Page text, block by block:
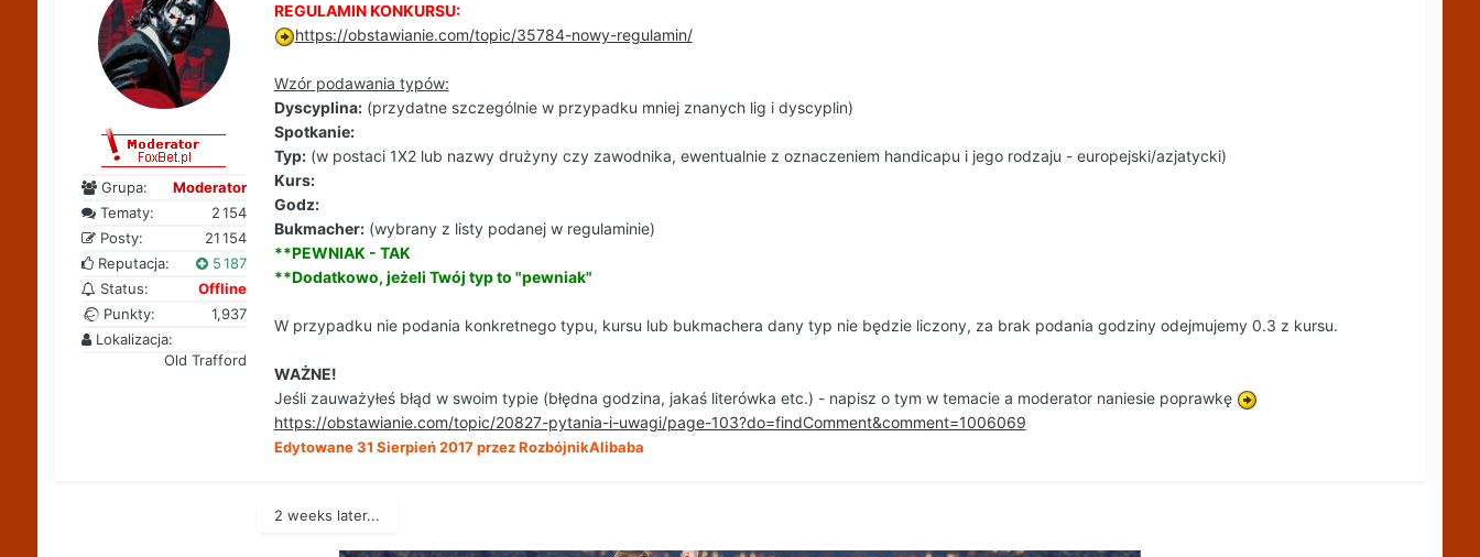
Grupa:
Moderator
Tematy:
2 154
Posty:
21 154
Reputacja:
5 187
Status:
Offline
Punkty:
1,937
Lokalizacja:
Old Trafford
REGULAMIN KONKURSU:
https://obstawianie.com/topic/35784-nowy-regulamin/
Wzór podawania typów:
Dyscyplina:(przydatne szczególnie w przypadku mniej znanych lig i dyscyplin)
Spotkanie:
Typ:(w postaci 1X2 lub nazwy drużyny czy zawodnika, ewentualnie z oznaczeniem handicapu i jego rodzaju - europejski/azjatycki)
Kurs:
Godz:
Bukmacher:(wybrany z listy podanej w regulaminie)
**PEWNIAK - TAK
**Dodatkowo, jeżeli Twój typ to "pewniak"
W przypadku nie podania konkretnego typu, kursu lub bukmachera dany typ nie będzie liczony, za brak podania godziny odejmujemy 0.3 z kursu.
WAŻNE!
Jeśli zauważyłeś błąd w swoim typie (błędna godzina, jakaś literówka etc.) - napisz o tym w temacie a moderator naniesie poprawkę
https://obstawianie.com/topic/20827-pytania-i-uwagi/page-103?do=findComment&comment=1006069
Edytowane31 Sierpień 2017przez RozbójnikAlibaba
2 weeks later...